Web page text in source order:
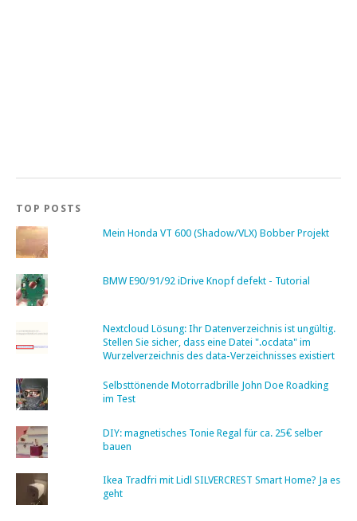
TOP POSTS
Mein Honda VT 600 (Shadow/VLX) Bobber Projekt
BMW E90/91/92 iDrive Knopf defekt - Tutorial
Nextcloud Lösung: Ihr Datenverzeichnis ist ungültig.
Stellen Sie sicher, dass eine Datei ".ocdata" im
Wurzelverzeichnis des data-Verzeichnisses existiert
Selbsttönende Motorradbrille John Doe Roadking
im Test
DIY: magnetisches Tonie Regal für ca. 25€ selber
bauen
Ikea Tradfri mit Lidl SILVERCREST Smart Home? Ja es
geht